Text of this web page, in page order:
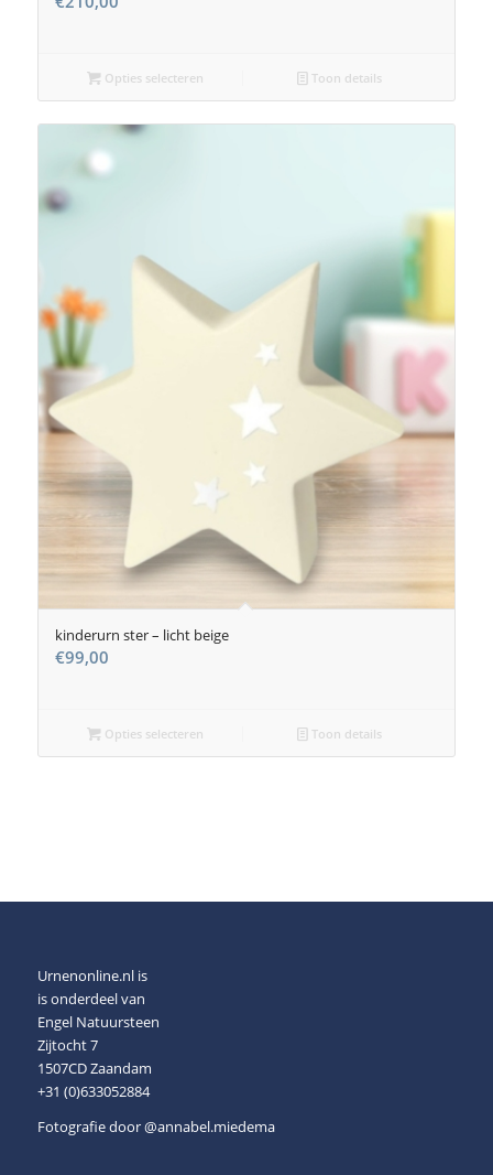
Opties selecteren Toon details
kinderurn ster – licht beige
€99,00
Opties selecteren Toon details
Urnenonline.nl is
is onderdeel van
Engel Natuursteen
Zijtocht 7
1507CD Zaandam
+31 (0)633052884
Fotografie door@annabel.miedema